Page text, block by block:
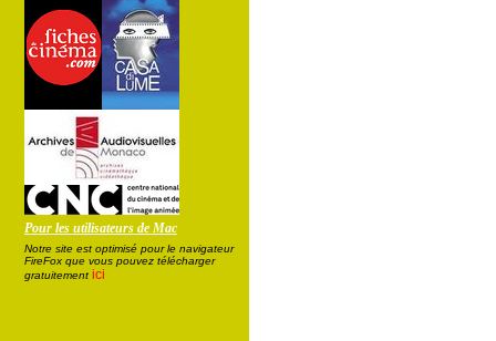
Pour les utilisateurs de Mac
Notre site est optimisé pour le navigateur
FireFox que vous pouvez télécharger
gratuitement ici